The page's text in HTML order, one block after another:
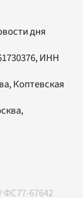
дня
ИНН
Коптевская
,
67642